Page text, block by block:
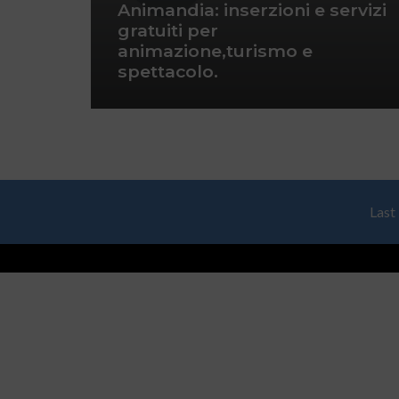
Animandia: inserzioni e servizi
gratuiti per
animazione,turismo e
spettacolo.